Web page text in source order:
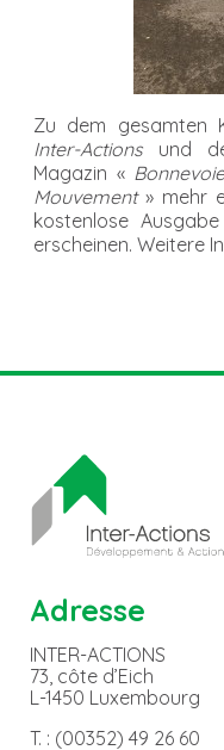
Zu dem gesamten
Inter-Actions und
Magazin «
Mouvement» mehr
kostenlose
erscheinen. Weitere
Adresse
INTER-ACTIONS
73, côte d’Eich
L-1450 Luxembourg
T. : (00352) 49 26 60